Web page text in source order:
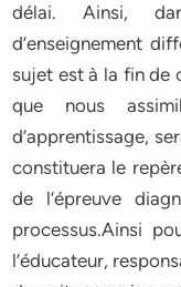
délai. Ainsi,
d’enseignement
sujet est à la fin de
que nous
d’apprentissage,
constituera le
de l’épreuve
processus.Ainsi
l’éducateur,